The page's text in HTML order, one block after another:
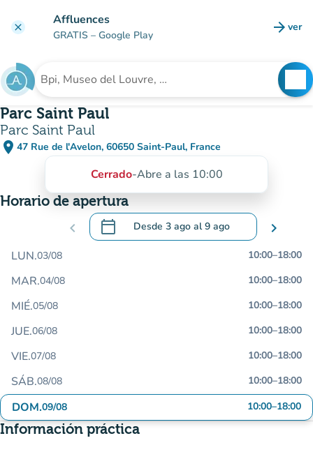
clear Affluences
GRATIS – Google Play arrow_forward ver
Buscar un establecimiento
Parc Saint Paul
Parc Saint Paul
place 47 Rue de l'Avelon, 60650 Saint-Paul, France
(abrir en Google Maps)
(nueva pestaña)
Cerrado-Abre a las 10:00
Horario de apertura
chevron_left calendar_today Desde 3 ago al9 ago
.Abra el calendario para cambiar las
chevron_right
LUN.03/08 10:00–18:00
MAR.04/08 10:00–18:00
MIÉ.05/08 10:00–18:00
JUE.06/08 10:00–18:00
VIE.07/08 10:00–18:00
SÁB.08/08 10:00–18:00
DOM.09/08 10:00–18:00
Información práctica